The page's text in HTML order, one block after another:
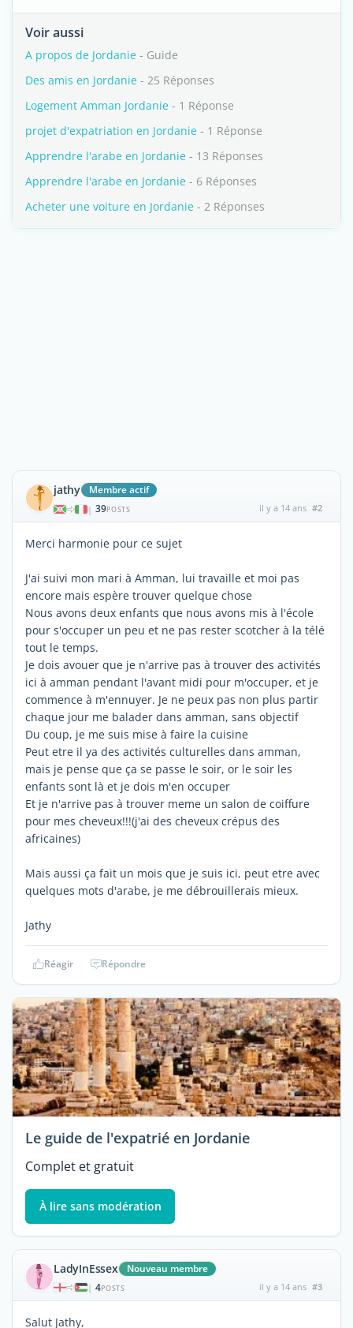
Voir aussi
A propos de Jordanie - Guide
Des amis en Jordanie - 25 Réponses
Logement Amman Jordanie - 1 Réponse
projet d'expatriation en Jordanie - 1 Réponse
Apprendre l'arabe en Jordanie - 13 Réponses
Apprendre l'arabe en Jordanie - 6 Réponses
Acheter une voiture en Jordanie - 2 Réponses
jathy Membre actif
| 39POSTS il y a 14 ans #2
Merci harmonie pour ce sujet
J'ai suivi mon mari à Amman, lui travaille et moi pas
encore mais espère trouver quelque chose
Nous avons deux enfants que nous avons mis à l'école
pour s'occuper un peu et ne pas rester scotcher à la télé
tout le temps.
Je dois avouer que je n'arrive pas à trouver des activités
ici à amman pendant l'avant midi pour m'occuper, et je
commence à m'ennuyer. Je ne peux pas non plus partir
chaque jour me balader dans amman, sans objectif
Du coup, je me suis mise à faire la cuisine
Peut etre il ya des activités culturelles dans amman,
mais je pense que ça se passe le soir, or le soir les
enfants sont là et je dois m'en occuper
Et je n'arrive pas à trouver meme un salon de coiffure
pour mes cheveux!!!(j'ai des cheveux crépus des
africaines)
Mais aussi ça fait un mois que je suis ici, peut etre avec
quelques mots d'arabe, je me débrouillerais mieux.
Jathy
Réagir Répondre
Le guide de l'expatrié en Jordanie
Complet et gratuit
À lire sans modération
LadyInEssex Nouveau membre
| 4POSTS il y a 14 ans #3
Salut Jathy,